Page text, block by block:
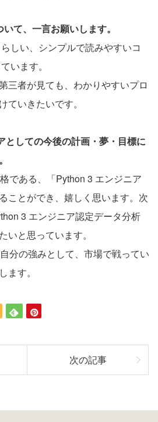
て、一言お願いします。
しい、シンプルで読みやすいコ
います。
三者が見ても、わかりやすいプロ
ていきたいです。
しての今後の計画・夢・目標に
である、「Python 3 エンジニア
ことができ、嬉しく思います。次
3 エンジニア認定データ分析
いと思っています。
分の強みとして、市場で戦ってい
ます。
次の記事